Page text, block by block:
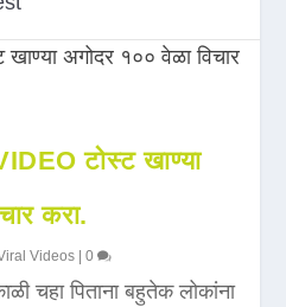
टोस्ट खाण्या
करा.
Videos |0
चहा पिताना बहुतेक लोकांना